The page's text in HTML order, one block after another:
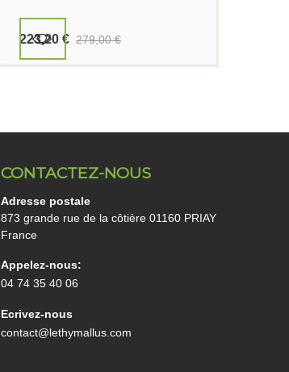
223,20 € 279,00 €
CONTACTEZ-NOUS
Adresse postale
873 grande rue de la côtière 01160 PRIAY
France
Appelez-nous:
04 74 35 40 06
Ecrivez-nous
contact@lethymallus.com